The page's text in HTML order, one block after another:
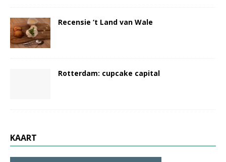
Recensie ‘t Land van Wale
Rotterdam: cupcake capital
KAART